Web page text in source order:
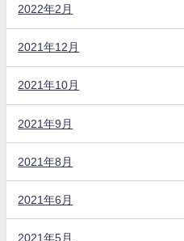
2022年2月
2021年12月
2021年10月
2021年9月
2021年8月
2021年6月
2021年5月